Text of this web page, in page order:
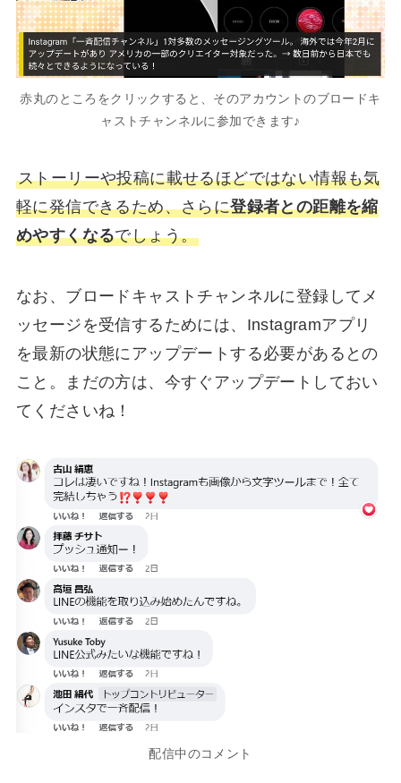
赤丸のところをクリックすると、そのアカウントのブロードキ
ャストチャンネルに参加できます♪
ストーリーや投稿に載せるほどではない情報も気
軽に発信できるため、さらに登録者との距離を縮
めやすくなるでしょう。
なお、ブロードキャストチャンネルに登録してメ
ッセージを受信するためには、Instagramアプリ
を最新の状態にアップデートする必要があるとの
こと。まだの方は、今すぐアップデートしておい
てくださいね！
配信中のコメント